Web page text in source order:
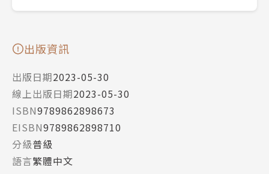
出版資訊
出版日期2023-05-30
線上出版日期2023-05-30
ISBN9789862898673
EISBN9789862898710
分級普級
語言繁體中文